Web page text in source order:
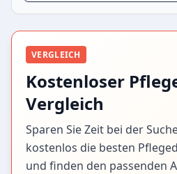
VERGLEICH
Kostenloser
Vergleich
Sparen Sie Zeit bei der
kostenlos die besten
und finden den passenden